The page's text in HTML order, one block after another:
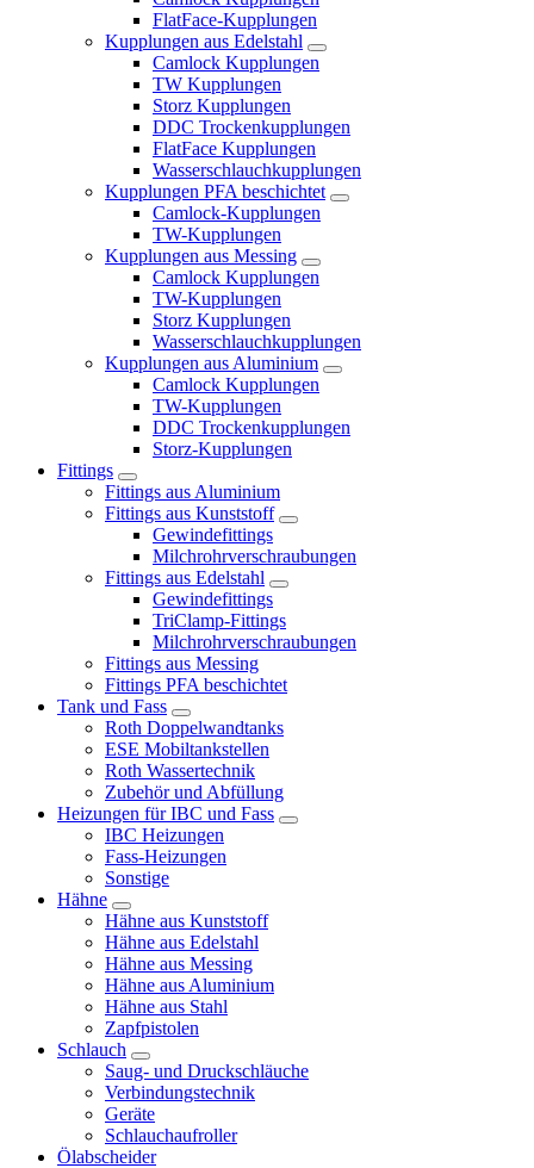
FlatFace-Kupplungen
Kupplungen aus Edelstahl
Camlock Kupplungen
TW Kupplungen
Storz Kupplungen
DDC Trockenkupplungen
FlatFace Kupplungen
Wasserschlauchkupplungen
Kupplungen PFA beschichtet
Camlock-Kupplungen
TW-Kupplungen
Kupplungen aus Messing
Camlock Kupplungen
TW-Kupplungen
Storz Kupplungen
Wasserschlauchkupplungen
Kupplungen aus Aluminium
Camlock Kupplungen
TW-Kupplungen
DDC Trockenkupplungen
Storz-Kupplungen
Fittings
Fittings aus Aluminium
Fittings aus Kunststoff
Gewindefittings
Milchrohrverschraubungen
Fittings aus Edelstahl
Gewindefittings
TriClamp-Fittings
Milchrohrverschraubungen
Fittings aus Messing
Fittings PFA beschichtet
Tank und Fass
Roth Doppelwandtanks
ESE Mobiltankstellen
Roth Wassertechnik
Zubehör und Abfüllung
Heizungen für IBC und Fass
IBC Heizungen
Fass-Heizungen
Sonstige
Hähne
Hähne aus Kunststoff
Hähne aus Edelstahl
Hähne aus Messing
Hähne aus Aluminium
Hähne aus Stahl
Zapfpistolen
Schlauch
Saug- und Druckschläuche
Verbindungstechnik
Geräte
Schlauchaufroller
Ölabscheider